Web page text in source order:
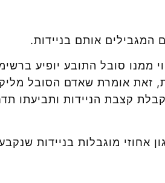
המגבילים אותם בניידות.
ממנו סובל התובע יופיע
זאת אומרת שאדם הסובל
קצבת הניידות ותביעתו
אחוזי מוגבלות בניידות